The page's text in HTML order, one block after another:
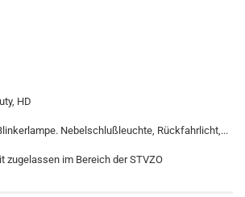
HD
Nebelschlußleuchte, Rückfahrlicht,...
zugelassen im Bereich der STVZO